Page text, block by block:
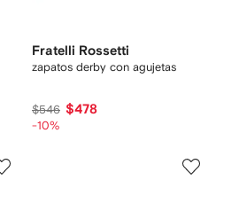
Fratelli Rossetti
zapatos derby con agujetas
$546 $478
-10%